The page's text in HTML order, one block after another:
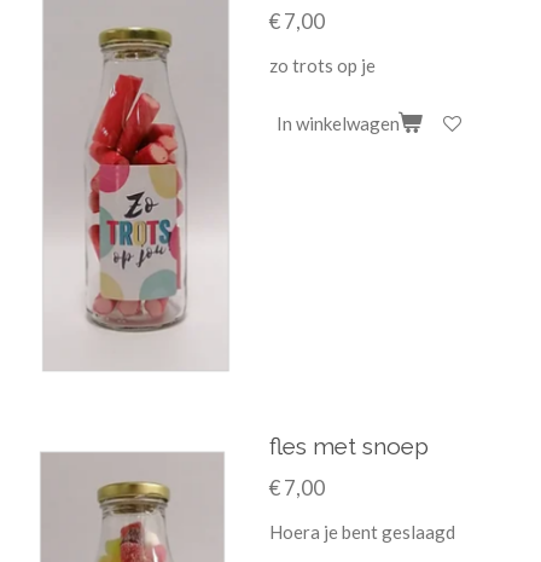
€ 7,00
zo trots op je
In winkelwagen
fles met snoep
€ 7,00
Hoera je bent geslaagd